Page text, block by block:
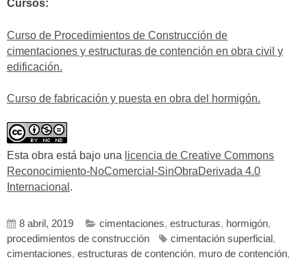
Cursos:
Curso de Procedimientos de Construcción de
cimentaciones y estructuras de contención en obra civil y
edificación.
Curso de fabricación y puesta en obra del hormigón.
Esta obra está bajo una licencia de Creative Commons
Reconocimiento-NoComercial-SinObraDerivada 4.0
Internacional .
8 abril, 2019 cimentaciones, estructuras, hormigón,
procedimientos de construcción
cimentación superficial ,
cimentaciones, estructuras de contención, muro de contención,